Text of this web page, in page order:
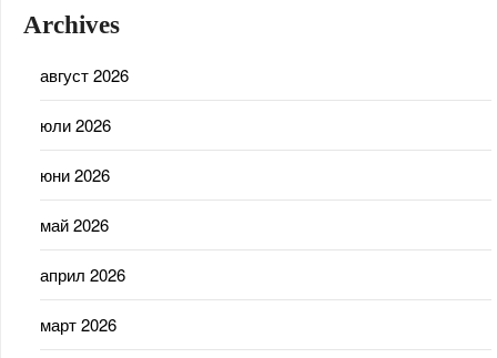
Archives
август 2026
юли 2026
юни 2026
май 2026
април 2026
март 2026